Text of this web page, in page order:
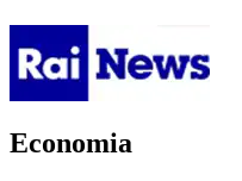
Economia